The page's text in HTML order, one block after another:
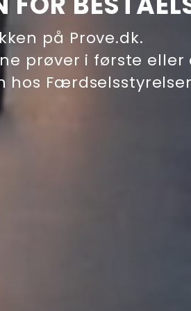
på Prove.dk.
prøver i første
hos